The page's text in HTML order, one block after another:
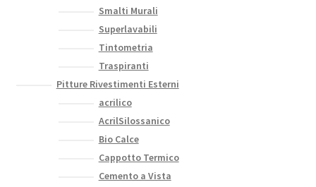
Smalti Murali
Superlavabili
Tintometria
Traspiranti
Pitture Rivestimenti Esterni
acrilico
AcrilSilossanico
Bio Calce
Cappotto Termico
Cemento a Vista